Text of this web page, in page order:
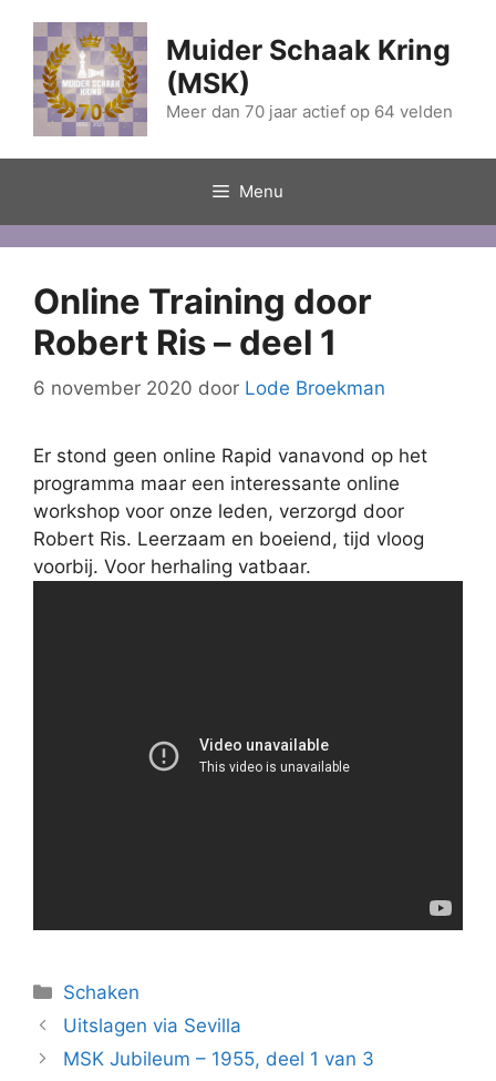
naar
inhoud
Muider Schaak Kring
(MSK)
Meer dan 70 jaar actief op 64 velden
Menu
Online Training door
Robert Ris – deel 1
6 november 2020 door Lode Broekman
Er stond geen online Rapid vanavond op het
programma maar een interessante online
workshop voor onze leden, verzorgd door
Robert Ris. Leerzaam en boeiend, tijd vloog
voorbij. Voor herhaling vatbaar.
Categorieën
Schaken
Uitslagen via Sevilla
MSK Jubileum – 1955, deel 1 van 3